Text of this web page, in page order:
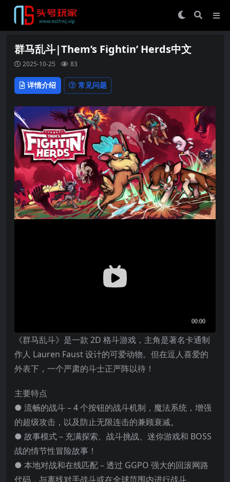
群马乱斗|Them’s Fightin’ Herds中文
2025-10-25 83
详情介绍 常见问题
《群马乱斗》是一款 2D 格斗游戏，主角是著名卡通制
作人 Lauren Faust 设计的可爱动物。但在逗人喜爱的
外表下，一个严肃的斗士正严阵以待！
主要特点
● 流畅的战斗 – 4 个按钮的战斗机制，魔法系统，增强
的超级攻击，以及防止无限连击的兼顾衰减。
● 故事模式 – 充满探索、战斗挑战、迷你游戏和 BOSS
战的情节性冒险故事！
● 本地对战和在线匹配 – 透过 GGPO 强大的回滚网路
代码，与离线对手战斗或在全球范围内进行战斗。